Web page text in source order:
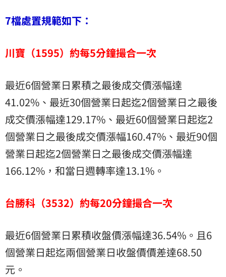
7檔處置規範如下：
川寶（1595）約每5分鐘撮合一次
最近6個營業日累積之最後成交價漲幅達
41.02%、最近30個營業日起迄2個營業日之最後
成交價漲幅達129.17%、最近60個營業日起迄2
個營業日之最後成交價漲幅160.47%、最近90個
營業日起迄2個營業日之最後成交價漲幅達
166.12%，和當日週轉率達13.1%。
台勝科（3532）約每20分鐘撮合一次
最近6個營業日累積收盤價漲幅達36.54%。且6
個營業日起迄兩個營業日收盤價價差達68.50
元。